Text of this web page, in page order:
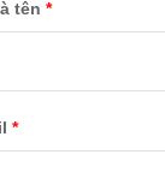
tên *
*